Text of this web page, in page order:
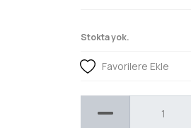
Stokta yok.
Favorilere Ekle